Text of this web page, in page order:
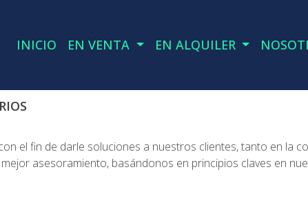
INICIO EN VENTA EN ALQUILER
el fin de darle soluciones a nuestros clientes, tanto en la
asesoramiento, basándonos en principios claves en